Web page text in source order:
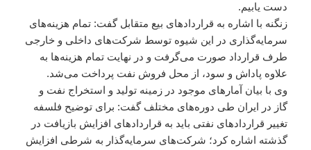
دست یابیم.
زنگنه با اشاره به قراردادهای بیع متقابل گفت: تمام هزینه‌های
سرمایه‌گذاری در این شیوه توسط شرکت‌های داخلی و خارجی
طرف قرارداد صورت می‌گرفت و در نهایت تمام هزینه‌ها به
علاوه پاداش و سود، از محل فروش نفت پرداخت می‌شد.
وی با بیان آمارهای موجود در زمینه تولید و استخراج نفت و
گاز در ایران طی دوره‌های مختلف گفت: برای توضیح فلسفه
تغییر قراردادهای نفتی باید به قراردادهای افزایش بازیافت در
گذشته اشاره کرد؛ شرکت‌های سرمایه‌گذار به شرطی افزایش